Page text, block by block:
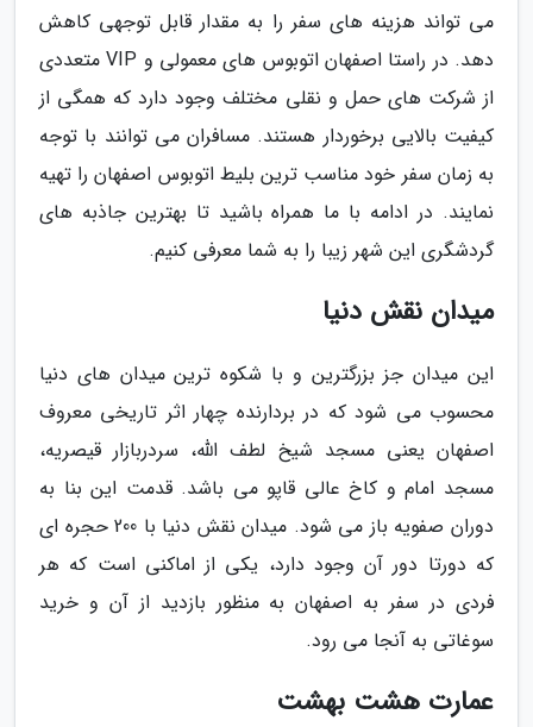
می تواند هزینه های سفر را به مقدار قابل توجهی کاهش
دهد. در راستا اصفهان اتوبوس های معمولی و VIP متعددی
از شرکت های حمل و نقلی مختلف وجود دارد که همگی از
کیفیت بالایی برخوردار هستند. مسافران می توانند با توجه
به زمان سفر خود مناسب ترین بلیط اتوبوس اصفهان را تهیه
نمایند. در ادامه با ما همراه باشید تا بهترین جاذبه های
گردشگری این شهر زیبا را به شما معرفی کنیم.
میدان نقش دنیا
این میدان جز بزرگترین و با شکوه ترین میدان های دنیا
محسوب می شود که در بردارنده چهار اثر تاریخی معروف
اصفهان یعنی مسجد شیخ لطف الله، سردربازار قیصریه،
مسجد امام و کاخ عالی قاپو می باشد. قدمت این بنا به
دوران صفویه باز می شود. میدان نقش دنیا با 200 حجره ای
که دورتا دور آن وجود دارد، یکی از اماکنی است که هر
فردی در سفر به اصفهان به منظور بازدید از آن و خرید
سوغاتی به آنجا می رود.
عمارت هشت بهشت